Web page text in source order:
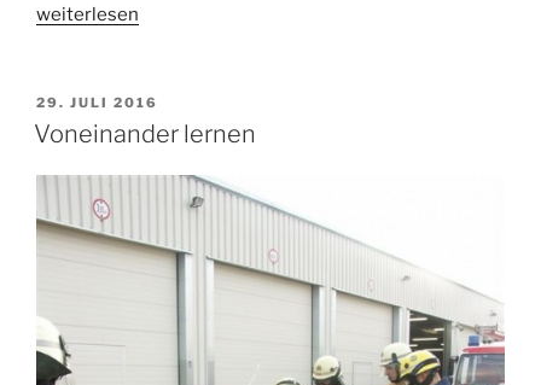
„Bereitschaftsdienst
weiterlesen
VERÖFFENTLICHT
AM
29. JULI 2016
Voneinander lernen